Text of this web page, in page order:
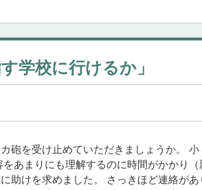
学校に行けるか」
砲を受け止めていただきましょうか。
あまりにも理解するのに時間がかかり
助けを求めました。 さっきほど連絡が